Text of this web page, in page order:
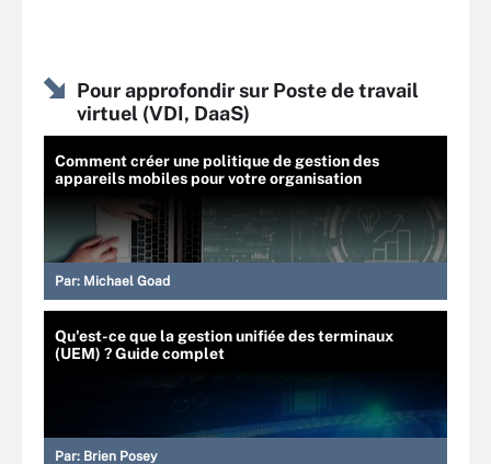
Pour approfondir sur Poste de travail
virtuel (VDI, DaaS)
Comment créer une politique de gestion des
appareils mobiles pour votre organisation
Par: Michael Goad
Qu'est-ce que la gestion unifiée des terminaux
(UEM) ? Guide complet
Par: Brien Posey